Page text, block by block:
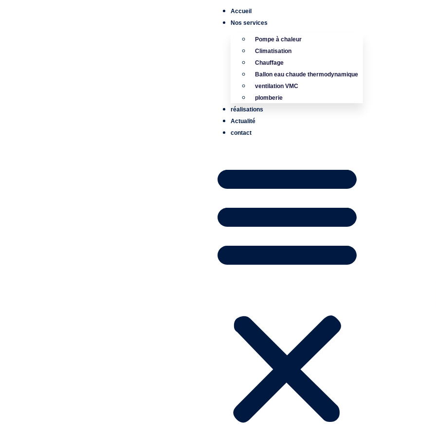
Accueil
Nos services
Pompe à chaleur
Climatisation
Chauffage
Ballon eau chaude thermodynamique
ventilation VMC
plomberie
réalisations
Actualité
contact